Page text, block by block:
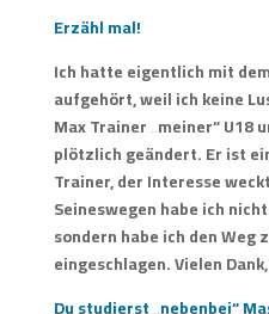
Erzähl mal!
Ich hatte eigentlich mit
aufgehört, weil ich keine
Max Trainer „meiner“ U18
plötzlich geändert. Er ist
Trainer, der Interesse
Seineswegen habe ich
sondern habe ich den Weg
eingeschlagen. Vielen